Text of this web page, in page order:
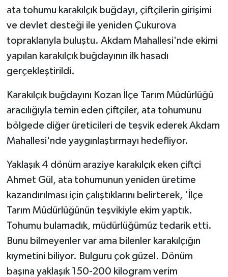
ata tohumu karakılçık buğdayı, çiftçilerin girişimi
ve devlet desteği ile yeniden Çukurova
topraklarıyla buluştu. Akdam Mahallesi'nde ekimi
yapılan karakılçık buğdayının ilk hasadı
gerçekleştirildi.
Karakılçık buğdayını Kozan İlçe Tarım Müdürlüğü
aracılığıyla temin eden çiftçiler, ata tohumunu
bölgede diğer üreticileri de teşvik ederek Akdam
Mahallesi'nde yaygınlaştırmayı hedefliyor.
Yaklaşık 4 dönüm araziye karakılçık eken çiftçi
Ahmet Gül, ata tohumunun yeniden üretime
kazandırılması için çalıştıklarını belirterek, 'İlçe
Tarım Müdürlüğünün teşvikiyle ekim yaptık.
Tohumu bulamadık, müdürlüğümüz tedarik etti.
Bunu bilmeyenler var ama bilenler karakılçığın
kıymetini biliyor. Bulguru çok güzel. Dönüm
başına yaklaşık 150-200 kilogram verim